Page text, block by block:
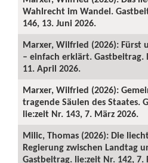
Wahlrecht im Wandel.
146, 13. Juni 2026.
Marxer, Wilfried (2026): Fürst
– einfach erklärt. Gastbeitrag.
11. April 2026.
Marxer, Wilfried (2026):
tragende Säulen des Staates.
lie:zeit Nr. 143, 7. März 2026.
Milic, Thomas (2026): Die
Regierung zwischen Landtag
Gastbeitrag. lie:zeit Nr. 142, 7.